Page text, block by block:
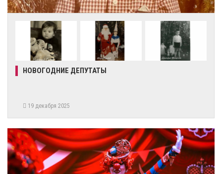
НОВОГОДНИЕ ДЕПУТАТЫ
19 декабря 2025